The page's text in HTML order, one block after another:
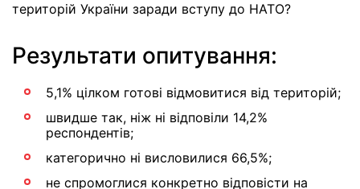
територій України заради вступу до НАТО?
Результати опитування:
5,1% цілком готові відмовитися від територій;
швидше так, ніж ні відповіли 14,2%
респондентів;
категорично ні висловилися 66,5%;
не спромоглися конкретно відповісти на